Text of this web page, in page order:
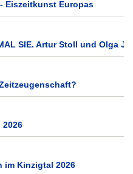
Eiszeitkunst Europas
SIE. Artur Stoll und Olga
2026
im Kinzigtal 2026